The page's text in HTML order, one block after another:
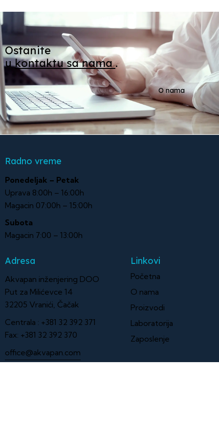
Ostanite
ukontaktu sa nama.
O nama
Radno vreme
Ponedeljak – Petak
Uprava 8:00h – 16:00h
Magacin 07:00h – 15:00h
Subota
Magacin 7:00 – 13:00h
Adresa
Akvapan inženjering DOO
Put za Milićevce 14
32205 Vranići, Čačak
Centrala : +381 32 392 371
Fax: +381 32 392 370
office@akvapan.com
Linkovi
Početna
O nama
Proizvodi
Laboratorija
Zaposlenje